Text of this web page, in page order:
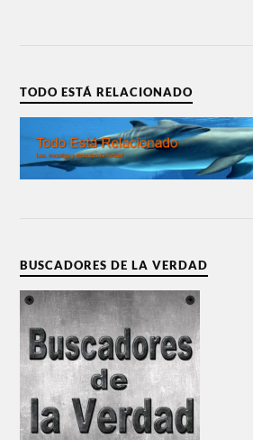
TODO ESTÁ RELACIONADO
BUSCADORES DE LA VERDAD